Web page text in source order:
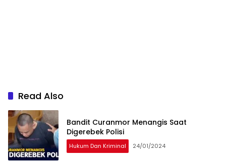
Read Also
Bandit Curanmor Menangis Saat
Digerebek Polisi
Hukum Dan Kriminal 24/01/2024